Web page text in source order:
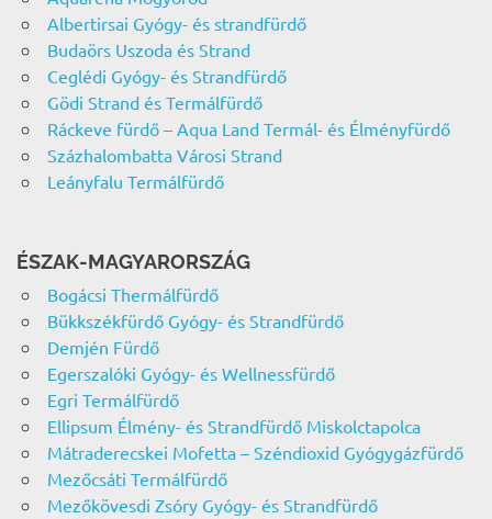
Albertirsai Gyógy- és strandfürdő
Budaörs Uszoda és Strand
Ceglédi Gyógy- és Strandfürdő
Gödi Strand és Termálfürdő
Ráckeve fürdő – Aqua Land Termál- és Élményfürdő
Százhalombatta Városi Strand
Leányfalu Termálfürdő
ÉSZAK-MAGYARORSZÁG
Bogácsi Thermálfürdő
Bükkszékfürdő Gyógy- és Strandfürdő
Demjén Fürdő
Egerszalóki Gyógy- és Wellnessfürdő
Egri Termálfürdő
Ellipsum Élmény- és Strandfürdő Miskolctapolca
Mátraderecskei Mofetta – Széndioxid Gyógygázfürdő
Mezőcsáti Termálfürdő
Mezőkövesdi Zsóry Gyógy- és Strandfürdő